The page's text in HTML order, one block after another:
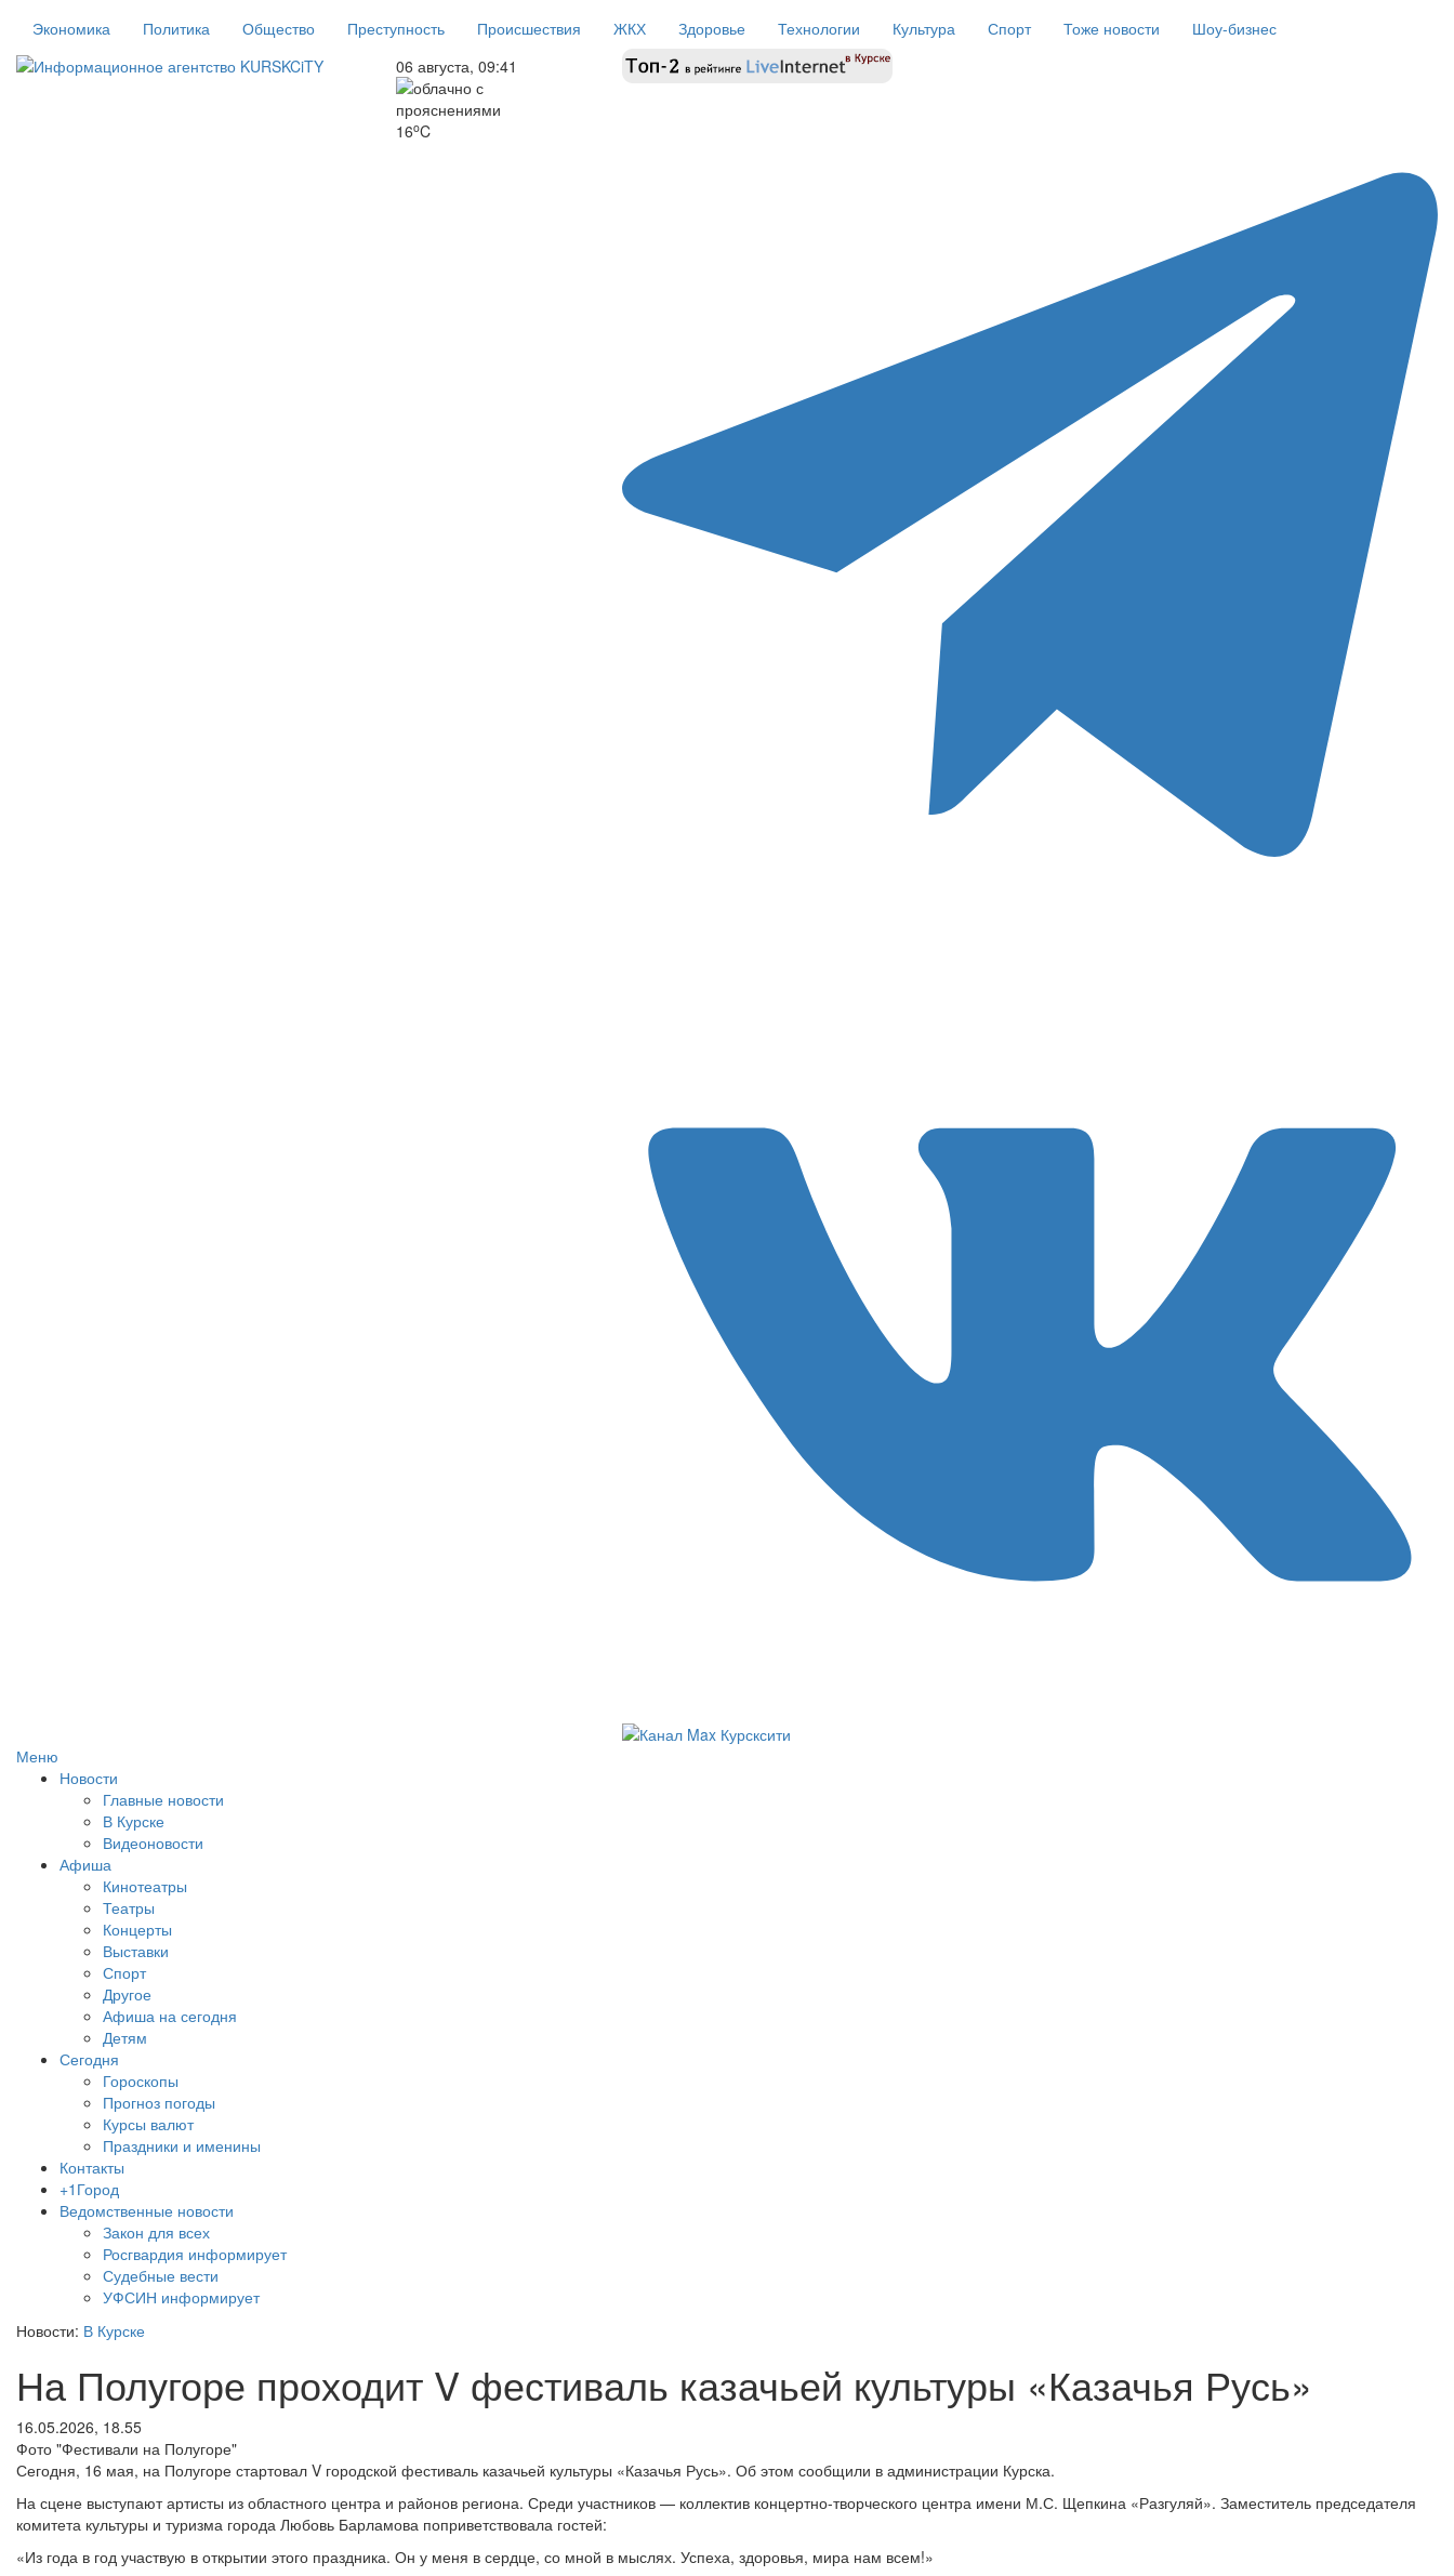
Экономика Политика Общество Преступность Происшествия ЖКХ Здоровье Технологии Культура Спорт Тоже новости
Шоу-бизнес
06 августа, 09:41
16oC
Меню
Новости
Главные новости
В Курске
Видеоновости
Афиша
Кинотеатры
Театры
Концерты
Выставки
Спорт
Другое
Афиша на сегодня
Детям
Сегодня
Гороскопы
Прогноз погоды
Курсы валют
Праздники и именины
Контакты
+1Город
Ведомственные новости
Закон для всех
Росгвардия информирует
Судебные вести
УФСИН информирует
Новости: В Курске
На Полугоре проходит V фестиваль казачьей культуры «Казачья Русь»
16.05.2026, 18.55
Фото "Фестивали на Полугоре"
Сегодня, 16 мая, на Полугоре стартовал V городской фестиваль казачьей культуры «Казачья Русь». Об этом сообщили в администрации Курска.
На сцене выступают артисты из областного центра и районов региона. Среди участников — коллектив концертно-творческого центра имени М.С. Щепкина «Разгуляй». Заместитель председателя
комитета культуры и туризма города Любовь Барламова поприветствовала гостей:
«Из года в год участвую в открытии этого праздника. Он у меня в сердце, со мной в мыслях. Успеха, здоровья, мира нам всем!»